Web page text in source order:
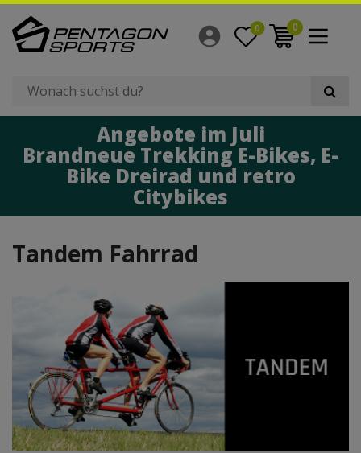
0 0
Angebote im Juli
Brandneue Trekking E-Bikes, E-
Bike Dreirad und retro
Citybikes
Filter
×
Tandem Fahrrad